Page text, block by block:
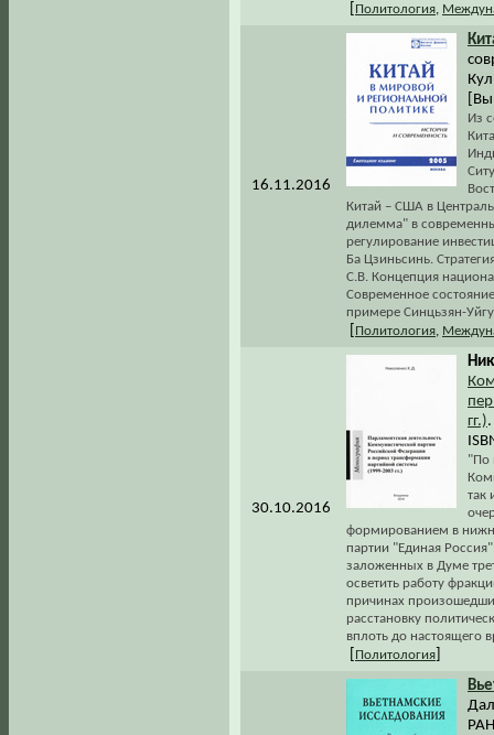
Политология
16.11.2016
Из
Китай – США в
дилемма" в
регулирование
Ба Цзиньсинь.
С.В. Концепция
Современное
примере Синцьзян-
Политология
30.10.2016
гг.)
"По
так
формированием в
партии "Единая
заложенных в Думе
осветить работу
причинах
расстановку
вплоть до настоящего
Политология